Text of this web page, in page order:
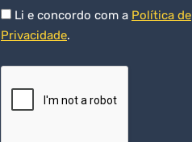
Li e concordo com a Política de
Privacidade.